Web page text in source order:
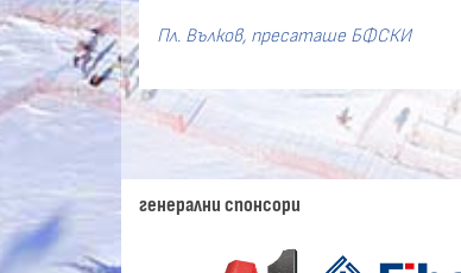
Пл. Вълков, пресаташе БФСКИ
генерални спонсори